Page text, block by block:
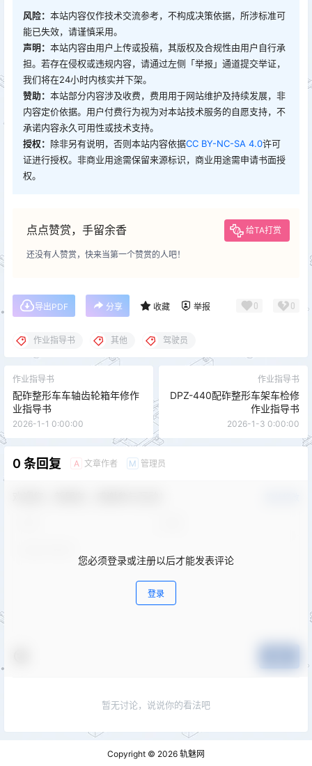
风险： 本站内容仅作技术交流参考，不构成决策依据，所涉标准可
能已失效，请谨慎采用。
声明： 本站内容由用户上传或投稿，其版权及合规性由用户自行承
担。若存在侵权或违规内容，请通过左侧「举报」通道提交举证，
我们将在24小时内核实并下架。
赞助： 本站部分内容涉及收费，费用用于网站维护及持续发展，非
内容定价依据。用户付费行为视为对本站技术服务的自愿支持，不
承诺内容永久可用性或技术支持。
授权： 除非另有说明，否则本站内容依据CC BY-NC-SA 4.0许可
证进行授权。非商业用途需保留来源标识，商业用途需申请书面授
权。
点点赞赏，手留余香 给TA打赏
还没有人赞赏，快来当第一个赞赏的人吧！
导出PDF 分享 收藏 举报 0 0
作业指导书 其他 驾驶员
作业指导书
配砟整形车车轴齿轮箱年修作
业指导书
2026-1-1 0:00:00
作业指导书
DPZ-440配砟整形车架车检修
作业指导书
2026-1-3 0:00:00
0 条回复 A 文章作者 M 管理员
您必须登录或注册以后才能发表评论
登录
暂无讨论，说说你的看法吧
Copyright © 2026 轨魅网